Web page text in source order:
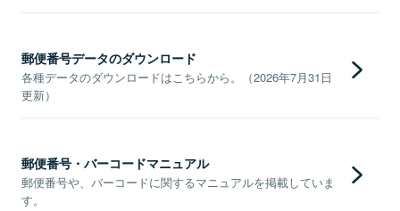
郵便番号データのダウンロード
各種データのダウンロードはこちらから。（2026年7月31日
更新）
郵便番号・バーコードマニュアル
郵便番号や、バーコードに関するマニュアルを掲載していま
す。